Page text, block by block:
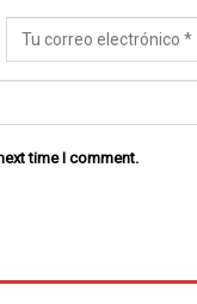
time I comment.